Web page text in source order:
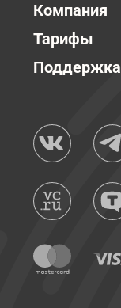
Компания
Тарифы
Поддержка